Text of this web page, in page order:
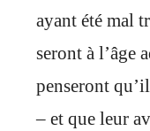
ayant été mal
seront à l’âge
penseront
– et que leur